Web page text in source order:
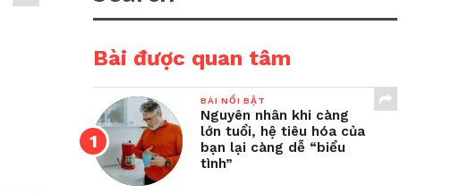
Bài được quan tâm
BÀI NỔI BẬT
Nguyên nhân khi càng
lớn tuổi, hệ tiêu hóa của
bạn lại càng dễ “biểu
tình”